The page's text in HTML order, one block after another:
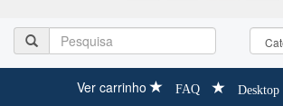
Ver carrinho FAQ